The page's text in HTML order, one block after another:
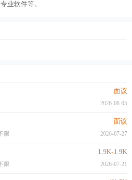
业软件等。
面议
2026-08-05
面议
限 2026-07-27
1.9K-1.9K
限 2026-07-21